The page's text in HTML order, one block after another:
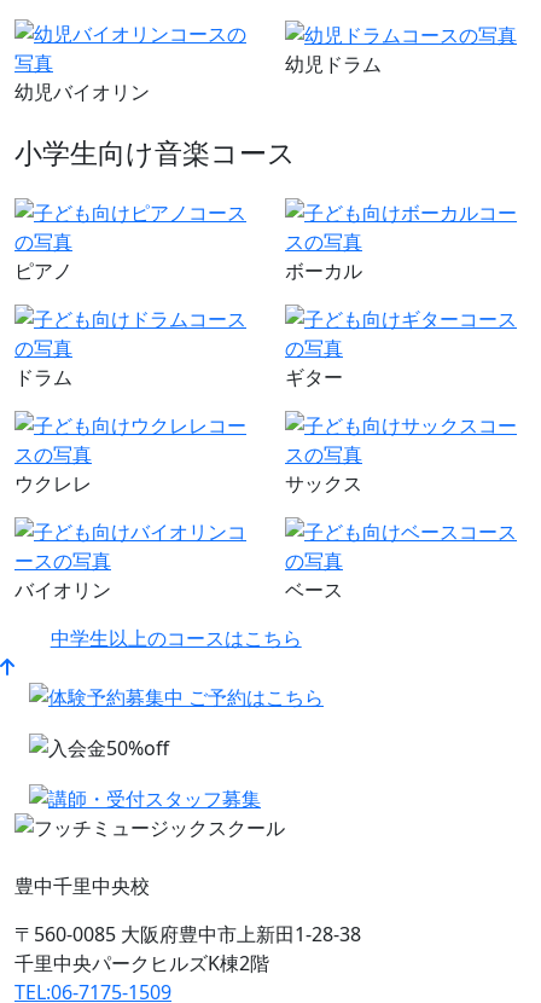
幼児バイオリン
幼児ドラム
小学生向け音楽コース
ピアノ ボーカル
ドラム ギター
ウクレレ サックス
バイオリン
ベース
中学生以上のコースはこちら
豊中千里中央校
〒560-0085 大阪府豊中市上新田1-28-38
千里中央パークヒルズK棟2階
TEL:06-7175-1509